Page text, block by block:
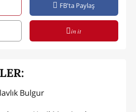
FB'ta Paylaş
in it
Bulgur